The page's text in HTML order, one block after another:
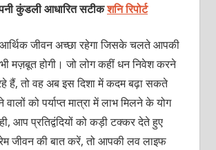
कुंडली आधारित सटीकशनि रिपोर्ट
जीवन अच्छा रहेगा जिसके चलते आपकी
मज़बूत होगी। जो लोग कहीं धन निवेश करने
हैं, तो वह अब इस दिशा में कदम बढ़ा सकते
वालों को पर्याप्त मात्रा में लाभ मिलने के योग
आप प्रतिद्वंदियों को कड़ी टक्कर देते हुए
जीवन की बात करें, तो आपकी लव लाइफ